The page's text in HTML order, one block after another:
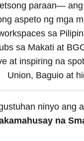
paraan—
aspeto ng mga
sa
sa Makati at
at inspiring na
Union, Baguio at
ninyo ang
na